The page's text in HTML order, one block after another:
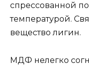
спрессованной
температурой.
вещество лигин.
МДФ нелегко